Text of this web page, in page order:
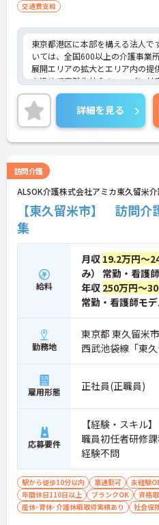
交通費支給
東京都港区に本部を構える法人で
いては、全国600以上の介護事業
展開エリアの拡大とエリア内の提
を進めて高齢化社会のニーズに対
職種との密な連携による「チーム
暮らしをサポートしています。母
した福利厚生等の待遇面も魅力で
日は120日以上あり、ワークライ
する方にもおすすめです。ご興味
すのでお気軽にご相談ください！
詳細を見る
訪問介護
ALSOK介護株式会社アミカ東久留米
【東久留米市】 訪問介
集
給料
月収 19.2万円～
み） 常勤・看護
年収 250万円～
常勤・看護師モ
勤務地
東京都 東久留米
西武池袋線「東
雇用形態 正社員(正職員)
応募要件
【経験・スキル】
職員初任者研修課程 ホームヘルパー
経験不問
駅から徒歩10分以内 車通勤可 未経験
年間休日110日以上
ブランクOK 資格
産休･育休･介護休暇取得実績あり
社会保